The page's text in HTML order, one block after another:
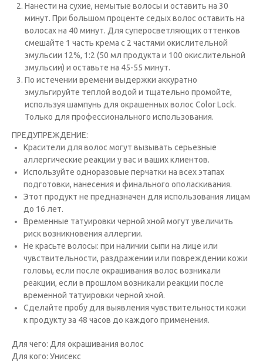
Нанести на сухие, немытые волосы и оставить на 30
минут. При большом проценте седых волос оставить на
волосах на 40 минут. Для суперосветляющих оттенков
смешайте 1 часть крема с 2 частями окислительной
эмульсии 12%, 1:2 (50 мл продукта и 100 окислительной
эмульсии) и оставьте на 45-55 минут.
По истечении времени выдержки аккуратно
эмульгируйте теплой водой и тщательно промойте,
используя шампунь для окрашенных волос Color Lock.
Только для профессионального использования.
ПРЕДУПРЕЖДЕНИЕ:
Красители для волос могут вызывать серьезные
аллергические реакции у вас и ваших клиентов.
Исполь­зуйте одноразовые перчатки на всех этапах
подготовки, нанесения и финального ополаскивания.
Этот продукт не предназна­чен для использования лицам
до 16 лет.
Временные татуировки черной хной могут увеличить
риск возникновения аллергии.
Не красьте волосы: при наличии сыпи на лице или
чувствительности, раздражении или повреждении кожи
головы, если после окрашивания волос возникали
реакции, если в прошлом возникали реакции после
временной татуировки черной хной.
Сде­лайте пробу для выявления чувствительности кожи
к продукту за 48 часов до каждого применения.
Для чего: Для окрашивания волос
Для кого: Унисекс